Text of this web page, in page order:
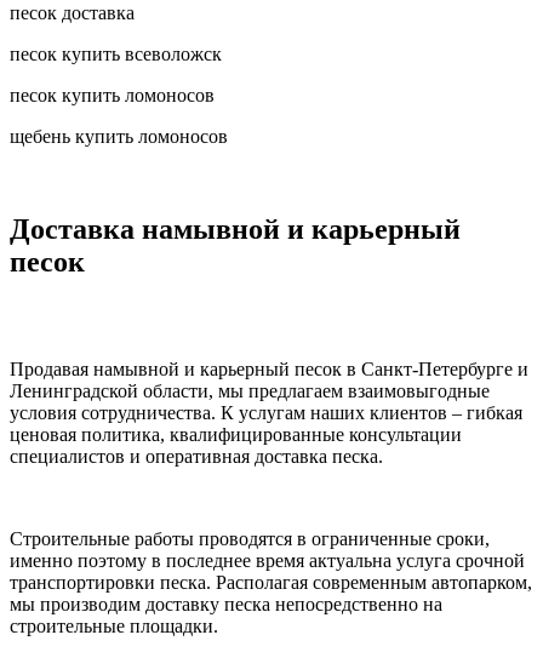
песок доставка
песок купить всеволожск
песок купить ломоносов
щебень купить ломоносов
Доставка намывной и карьерный
песок
Продавая намывной и карьерный песок в Санкт-Петербурге и
Ленинградской области, мы предлагаем взаимовыгодные
условия сотрудничества. К услугам наших клиентов – гибкая
ценовая политика, квалифицированные консультации
специалистов и оперативная доставка песка.
Строительные работы проводятся в ограниченные сроки,
именно поэтому в последнее время актуальна услуга срочной
транспортировки песка. Располагая современным автопарком,
мы производим доставку песка непосредственно на
строительные площадки.